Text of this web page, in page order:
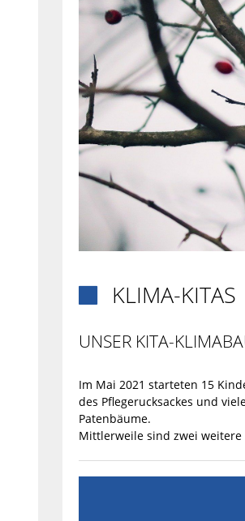
KLIMA-KITAS
UNSER KITA-
Im Mai 2021 starteten 15
des Pflegerucksackes und
Patenbäume.
Mittlerweile sind zwei